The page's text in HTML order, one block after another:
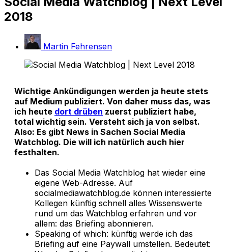
2018
Martin Fehrensen
Wichtige Ankündigungen werden ja heute stets
auf Medium publiziert. Von daher muss das, was
ich heute dort drüben zuerst publiziert habe,
total wichtig sein. Versteht sich ja von selbst.
Also: Es gibt News in Sachen Social Media
Watchblog. Die will ich natürlich auch hier
festhalten.
Das Social Media Watchblog hat wieder eine
eigene Web-Adresse. Auf
socialmediawatchblog.de können interessierte
Kollegen künftig schnell alles Wissenswerte
rund um das Watchblog erfahren und vor
allem: das Briefing abonnieren.
Speaking of which: künftig werde ich das
Briefing auf eine Paywall umstellen. Bedeutet: